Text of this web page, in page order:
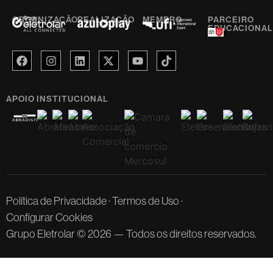
ORGANIZAÇÃOREALIZAÇÃO MEMBRO
PARCEIRO
EDUCACIONAL
APOIO INSTITUCIONAL
Grupo Eletrolar © 2026 — Todos os direitos reservados.
Política de Privacidade· Termos de Uso ·
Configurar Cookies